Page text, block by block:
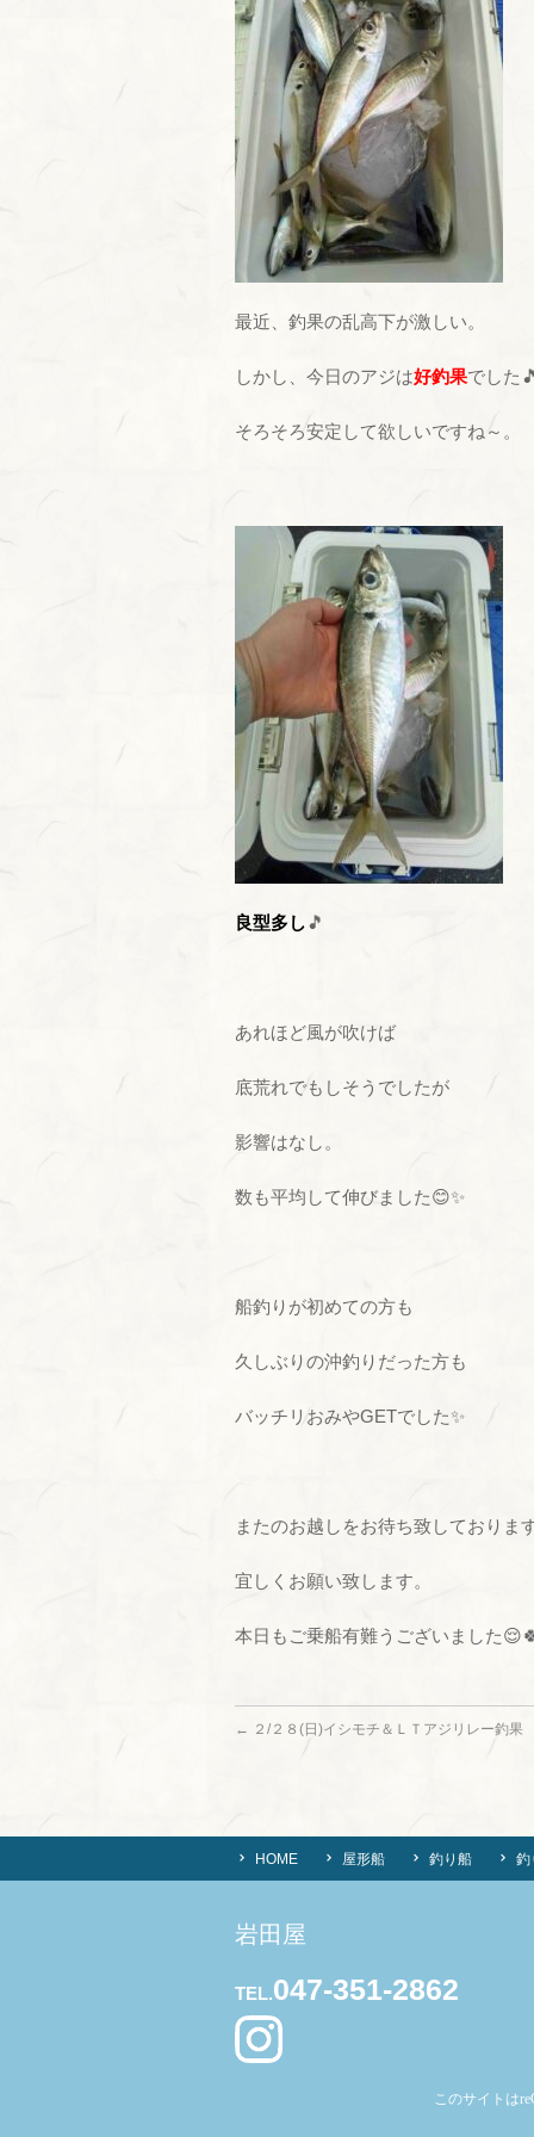
最近、釣果の乱高下が激しい。
しかし、今日のアジは好釣果でした
そろそろ安定して欲しいですね～。
良型多し 🎵
あれほど風が吹けば
底荒れでもしそうでしたが
影響はなし。
数も平均して伸びました😊✨
船釣りが初めての方も
久しぶりの沖釣りだった方も
バッチリおみやGETでした✨
またのお越しをお待ち致しておりま
宜しくお願い致します。
本日もご乗船有難うございました
← ２/２８(日)イシモチ＆ＬＴアジリレー釣果
HOME 屋形船 釣り船 釣
岩田屋
TEL.047-351-2862
このサイトは